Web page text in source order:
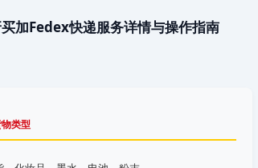
加Fedex快递服务详情与操作指南
类型